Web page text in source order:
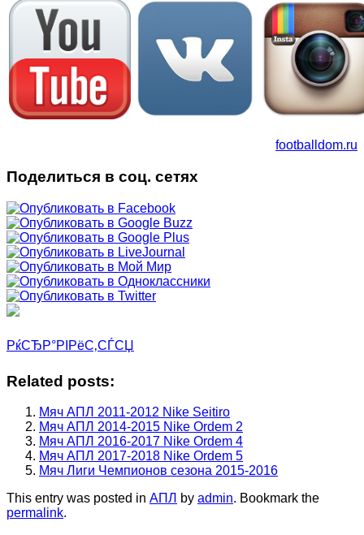
footballdom.ru
Поделиться в соц. сетях
РќСЂР°РІРёС‚СЃСЏ
Related posts:
Мяч АПЛ 2011-2012 Nike Seitiro
Мяч АПЛ 2014-2015 Nike Ordem 2
Мяч АПЛ 2016-2017 Nike Ordem 4
Мяч АПЛ 2017-2018 Nike Ordem 5
Мяч Лиги Чемпионов сезона 2015-2016
This entry was posted in АПЛ by admin. Bookmark the
permalink.